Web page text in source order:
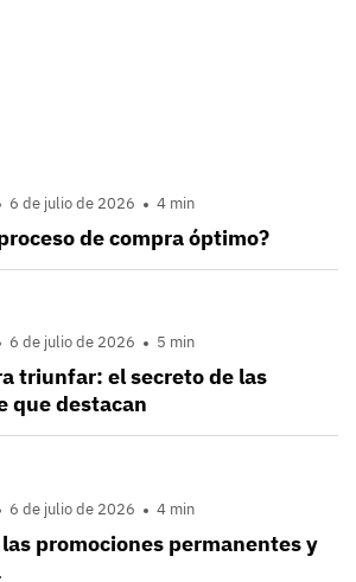
6 de julio de 2026 4 min
de compra óptimo?
6 de julio de 2026 5 min
triunfar: el secreto de las
que destacan
6 de julio de 2026 4 min
promociones permanentes y